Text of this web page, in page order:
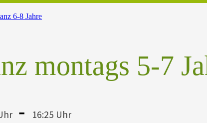
6-8 Jahre
montags 5-7
- 16:25 Uhr